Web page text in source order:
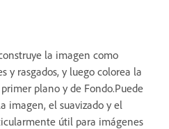
la imagen como
y rasgados, y luego colorea la
plano y de Fondo.Puede
imagen, el suavizado y el
útil para imágenes